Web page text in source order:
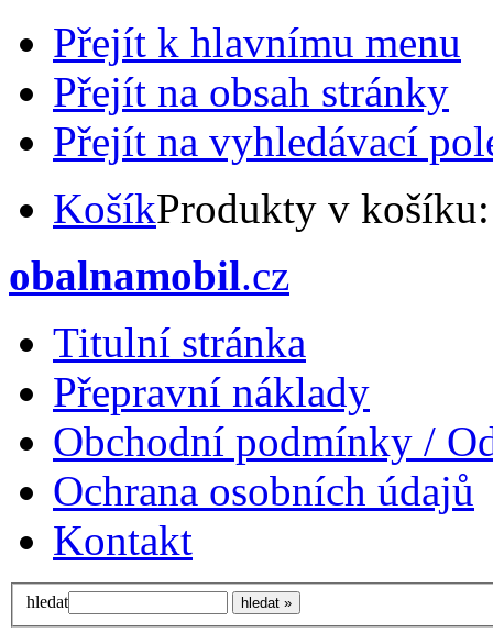
Přejít k hlavnímu menu
Přejít na obsah stránky
Přejít na vyhledávací
KošíkProdukty v
obalnamobil.cz
Titulní stránka
Přepravní náklady
Obchodní podmínky /
Ochrana osobních údajů
Kontakt
hledat